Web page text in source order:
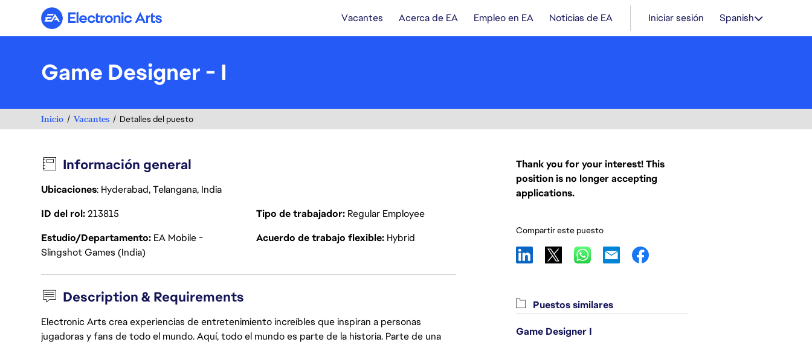
Electronic Arts Vacantes Acerca de EA Empleo en EA Noticias de EA Iniciar sesión Spanish
Game Designer - I
Inicio Vacantes Detalles del puesto
Información general
Ubicaciones: Hyderabad, Telangana, India
ID del rol213815 Tipo de trabajador Regular Employee
Estudio/Departamento EA Mobile -
Slingshot Games (India)
Acuerdo de trabajo flexible Hybrid
Description & Requirements
Electronic Arts crea experiencias de entretenimiento increíbles que inspiran a personas
jugadoras y fans de todo el mundo. Aquí, todo el mundo es parte de la historia. Parte de una
Thank you for your interest! This
position is no longer accepting
applications.
Compartir este puesto
Puestos similares
Game Designer I